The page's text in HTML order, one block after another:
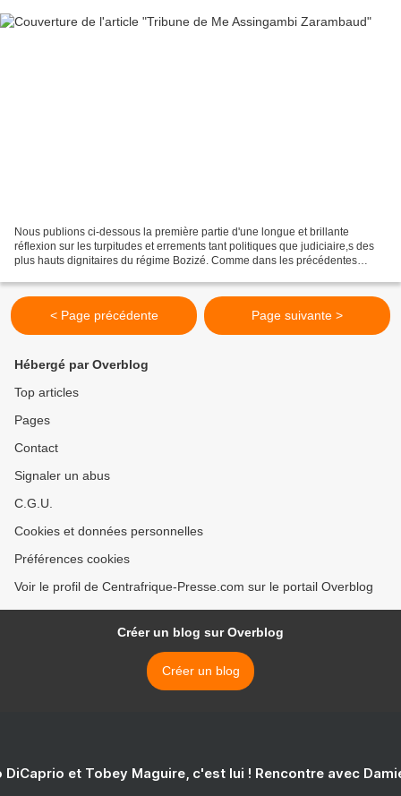
Nous publions ci-dessous la première partie d'une longue et brillante
réflexion sur les turpitudes et errements tant politiques que judiciaire,s des
plus hauts dignitaires du régime Bozizé. Comme dans les précédentes
< Page précédente Page suivante >
Hébergé par Overblog
Top articles
Pages
Contact
Signaler un abus
C.G.U.
Cookies et données personnelles
Préférences cookies
Voir le profil de Centrafrique-Presse.com sur le portail Overblog
Créer un blog sur Overblog
Créer un blog
DiCaprio et Tobey Maguire, c'est lui ! Rencontre avec